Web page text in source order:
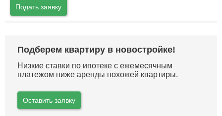
Подать заявку
Подберем квартиру в новостройке!
Низкие ставки по ипотеке с ежемесячным
платежом ниже аренды похожей квартиры.
Оставить заявку